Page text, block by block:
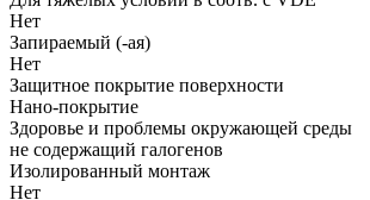
Нет
Запираемый (-ая)
Нет
Защитное покрытие поверхности
Нано-покрытие
Здоровье и проблемы окружающей среды
не содержащий галогенов
Изолированный монтаж
Нет